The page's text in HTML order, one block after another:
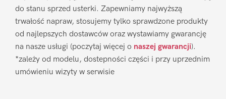
do stanu sprzed usterki. Zapewniamy najwyższą
trwałość napraw, stosujemy tylko sprawdzone produkty
od najlepszych dostawców oraz wystawiamy gwarancję
na nasze usługi (poczytaj więcej o naszej gwarancji).
*zależy od modelu, dostepności części i przy uprzednim
umówieniu wizyty w serwisie